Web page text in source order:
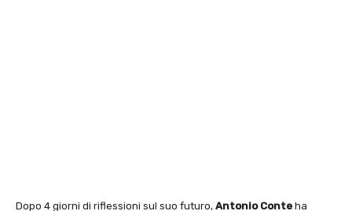
Dopo 4 giorni di riflessioni sul suo futuro, Antonio Conte ha